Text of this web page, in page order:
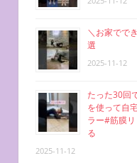
＼お家でで
選
2025-11-12
たった30回
を使って自
ラー#筋膜
る
2025-11-12